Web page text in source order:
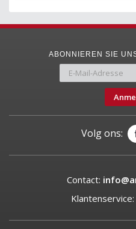
ABONNIEREN SIE
Volg ons:
Contact:
Klantenservice: